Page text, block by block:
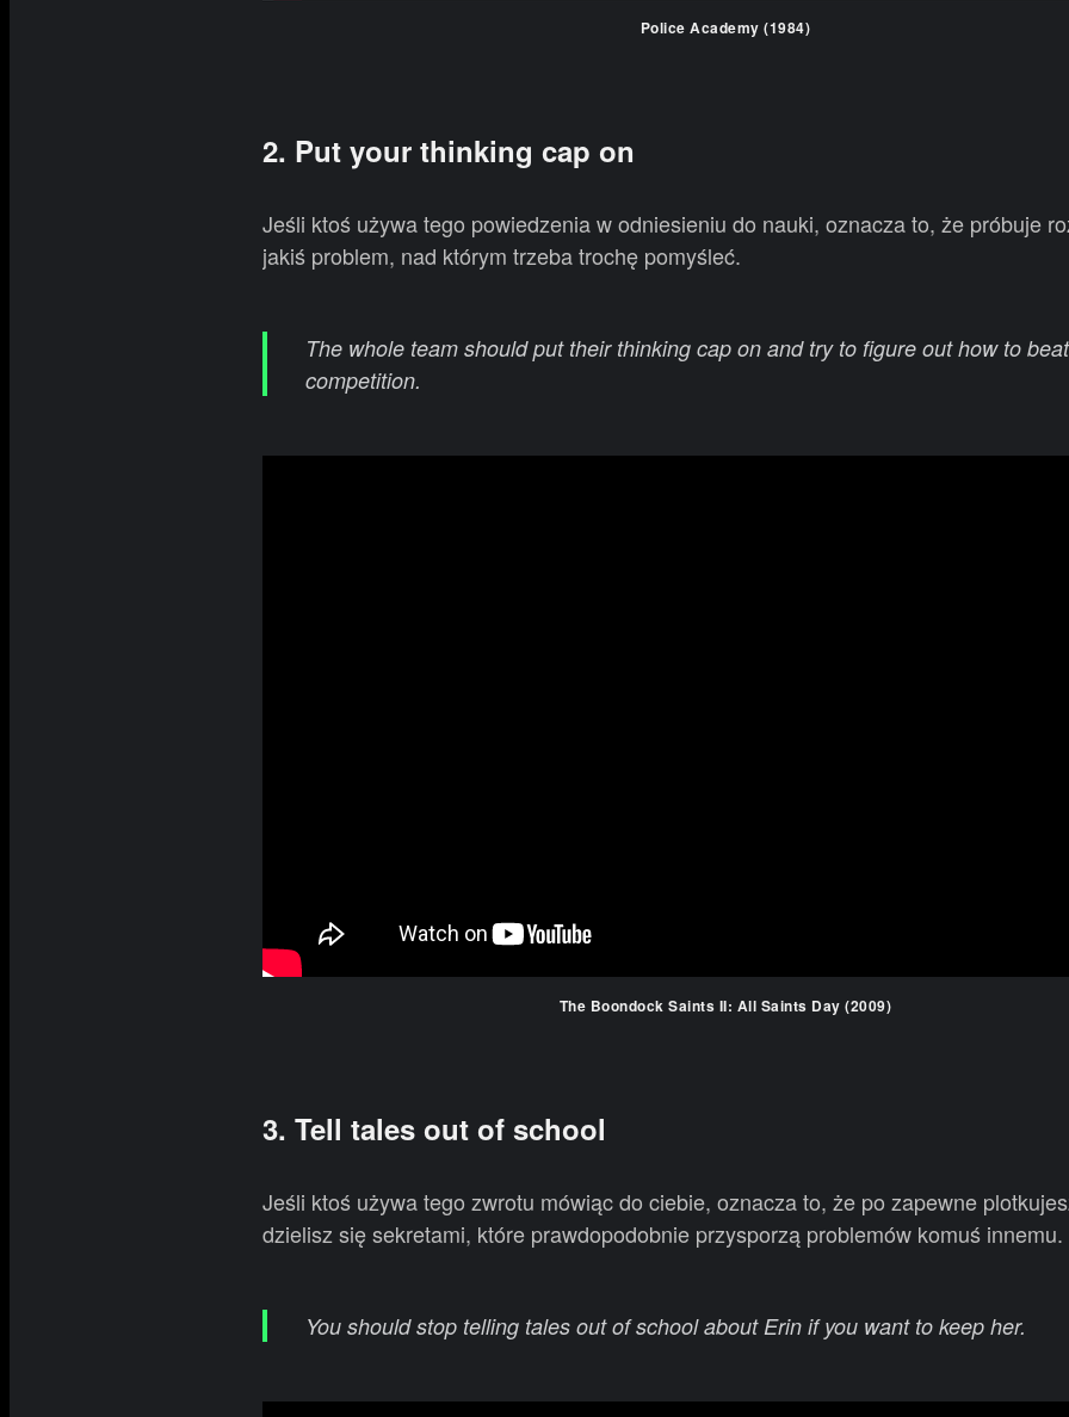
Police Academy (1984)
2. Put your thinking cap on
Jeśli ktoś używa tego powiedzenia w odniesieniu do nauki, oznacza to, że próbuje
jakiś problem, nad którym trzeba trochę pomyśleć.
The whole team should put their thinking cap on and try to figure out how to
competition.
The Boondock Saints II: All Saints Day (2009)
3. Tell tales out of school
Jeśli ktoś używa tego zwrotu mówiąc do ciebie, oznacza to, że po zapewne
dzielisz się sekretami, które prawdopodobnie przysporzą problemów komuś innemu.
You should stop telling tales out of school about Erin if you want to keep her.